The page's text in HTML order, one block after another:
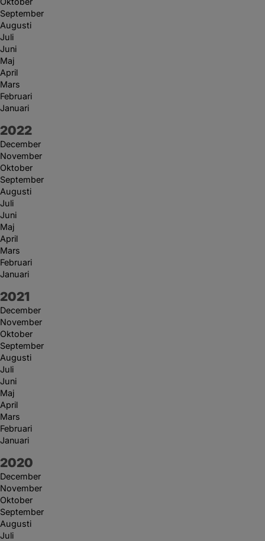
September
Augusti
Juli
Juni
Maj
April
Mars
Februari
Januari
År:
2022
December
November
Oktober
September
Augusti
Juli
Juni
Maj
April
Mars
Februari
Januari
År:
2021
December
November
Oktober
September
Augusti
Juli
Juni
Maj
April
Mars
Februari
Januari
År:
2020
December
November
Oktober
September
Augusti
Juli